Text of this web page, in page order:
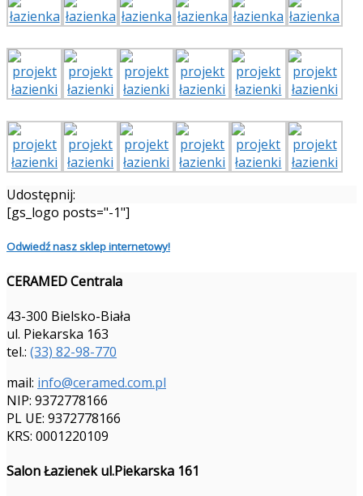
Udostępnij:
[gs_logo posts="-1"]
Odwiedź nasz sklep internetowy!
CERAMED Centrala
43-300 Bielsko-Biała
ul. Piekarska 163
tel.: (33) 82-98-770
mail: info@ceramed.com.pl
NIP: 9372778166
PL UE: 9372778166
KRS: 0001220109
Salon Łazienek ul.Piekarska 161